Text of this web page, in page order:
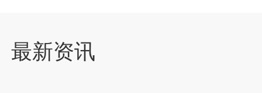
最新资讯